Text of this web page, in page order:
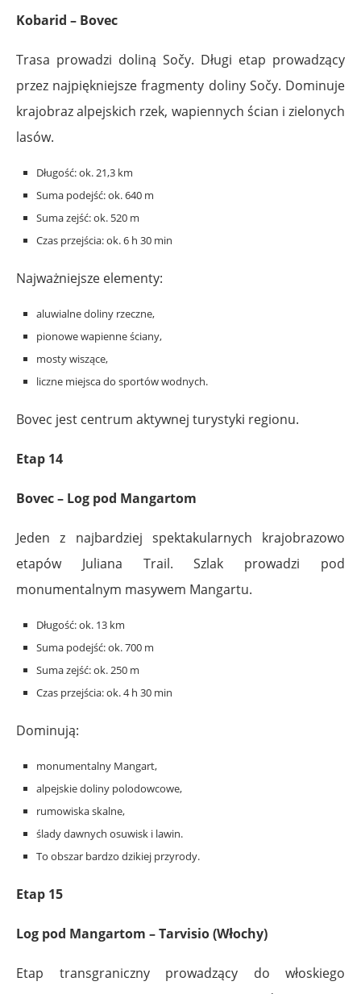
Kobarid – Bovec
Trasa prowadzi doliną Sočy. Długi etap prowadzący
przez najpiękniejsze fragmenty doliny Sočy. Dominuje
krajobraz alpejskich rzek, wapiennych ścian i zielonych
lasów.
Długość: ok. 21,3 km
Suma podejść: ok. 640 m
Suma zejść: ok. 520 m
Czas przejścia: ok. 6 h 30 min
Najważniejsze elementy:
aluwialne doliny rzeczne,
pionowe wapienne ściany,
mosty wiszące,
liczne miejsca do sportów wodnych.
Bovec jest centrum aktywnej turystyki regionu.
Etap 14
Bovec – Log pod Mangartom
Jeden z najbardziej spektakularnych krajobrazowo
etapów Juliana Trail. Szlak prowadzi pod
monumentalnym masywem Mangartu.
Długość: ok. 13 km
Suma podejść: ok. 700 m
Suma zejść: ok. 250 m
Czas przejścia: ok. 4 h 30 min
Dominują:
monumentalny Mangart,
alpejskie doliny polodowcowe,
rumowiska skalne,
ślady dawnych osuwisk i lawin.
To obszar bardzo dzikiej przyrody.
Etap 15
Log pod Mangartom – Tarvisio (Włochy)
Etap transgraniczny prowadzący do włoskiego